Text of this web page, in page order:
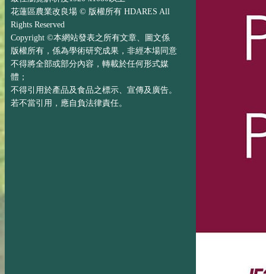
花蓮區農業改良場 © 版權所有 HDARES All
Rights Reserved
Copyright ©本網站發表之所有文章、圖文係
版權所有，係為學術研究成果，非經本場同意
不得將全部或部分內容，轉載於任何形式媒
體；
不得引用於產品及食品之標示、宣傳及廣告。
若不當引用，應自負法律責任。